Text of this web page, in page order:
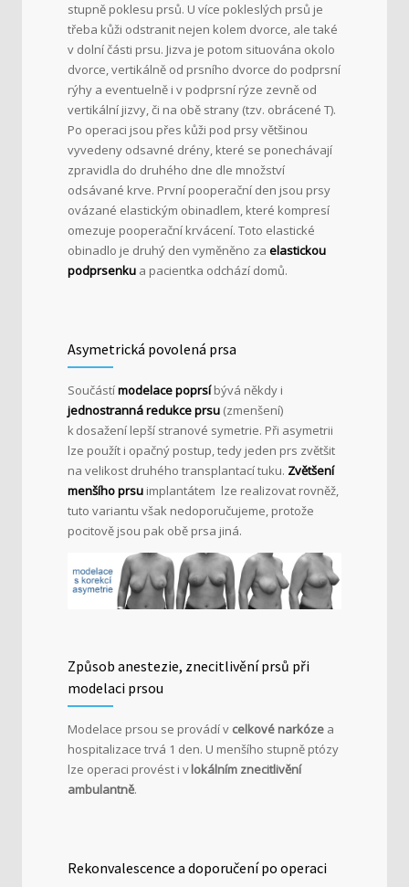
stupně poklesu prsů. U více pokleslých prsů je
třeba kůži odstranit nejen kolem dvorce, ale také
v dolní části prsu. Jizva je potom situována okolo
dvorce, vertikálně od prsního dvorce do podprsní
rýhy a eventuelně i v podprsní rýze zevně od
vertikální jizvy, či na obě strany (tzv. obrácené T).
Po operaci jsou přes kůži pod prsy většinou
vyvedeny odsavné drény, které se ponechávají
zpravidla do druhého dne dle množství
odsávané krve. První pooperační den jsou prsy
ovázané elastickým obinadlem, které kompresí
omezuje pooperační krvácení. Toto elastické
obinadlo je druhý den vyměněno za elastickou
podprsenku a pacientka odchází domů.
Asymetrická povolená prsa
Součástímodelace poprsíbývá někdy i
jednostranná redukce prsu (zmenšení)
k dosažení lepší stranové symetrie. Při asymetrii
lze použít i opačný postup, tedy jeden prs zvětšit
na velikost druhého transplantací tuku. Zvětšení
menšího prsu implantátem lze realizovat rovněž,
tuto variantu však nedoporučujeme, protože
pocitově jsou pak obě prsa jiná.
Způsob anestezie, znecitlivění prsů při
modelaci prsou
Modelace prsou se provádí v celkové narkóze a
hospitalizace trvá 1 den. U menšího stupně ptózy
lze operaci provést i vlokálním znecitlivění
ambulantně.
Rekonvalescence a doporučení po operaci